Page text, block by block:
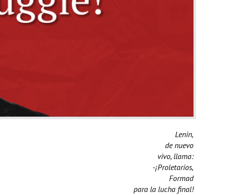
Lenin,
de nuevo
vivo, llama:
-¡Proletarios,
Formad
para la lucha final!